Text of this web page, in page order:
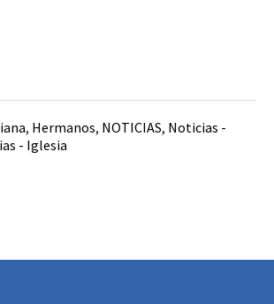
, Hermanos, NOTICIAS, Noticias -
- Iglesia